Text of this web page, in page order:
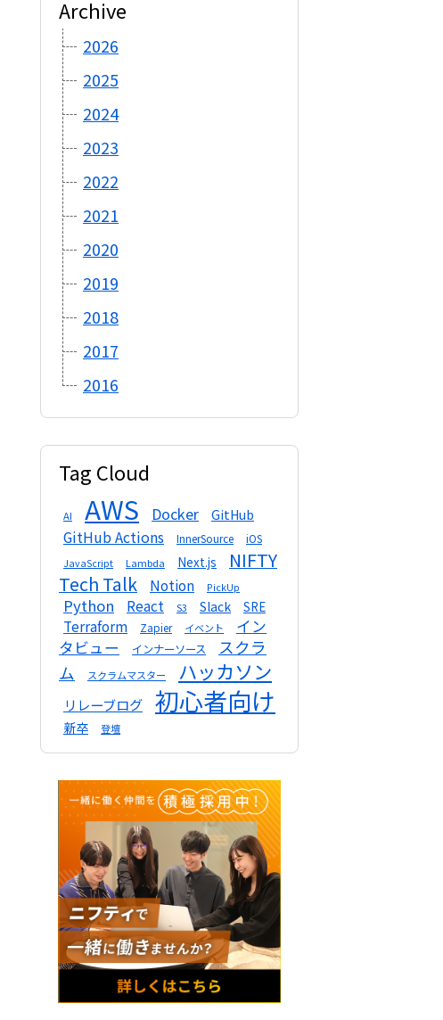
Archive
2026
2025
2024
2023
2022
2021
2020
2019
2018
2017
2016
Tag Cloud
AI AWS Docker GitHub
GitHub Actions InnerSource iOS
JavaScript Lambda Next.js
NIFTY
Tech Talk
Notion PickUp
Python React S3 Slack SRE
Terraform Zapier イベント
イン
タビュー
インナーソース
スクラ
ム
スクラムマスター ハッカソン
リレーブログ 初心者向け
新卒 登壇